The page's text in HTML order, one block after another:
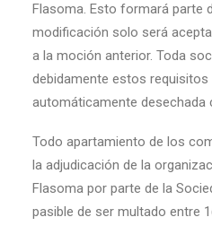
Flasoma. Esto formará parte
modificación solo será
a la moción anterior. Toda
debidamente estos requisitos
automáticamente desechada
Todo apartamiento de los
la adjudicación de la
Flasoma por parte de la
pasible de ser multado entre